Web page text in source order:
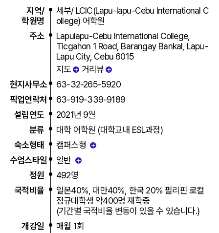
LCIC어학원 기본정보
지역/
학원명
세부/ LCIC(Lapu-lapu-Cebu International C
ollege) 어학원
주소
Lapulapu-Cebu International College,
Ticgahon 1 Road, Barangay Bankal, Lapu-
Lapu City, Cebu 6015
지도 + 거리뷰 +
현지사무소
63-32-265-5920
픽업연락처
63-919-339-9189
설립연도
2021년 9월
분류
대학 어학원 (대학교내 ESL과정)
숙소형태
캠퍼스형 +
수업스타일 일반 +
정원
492명
국적비율
일본40%, 대만40%, 한국 20% 필리핀 로컬
정규대학생 약400명 재학중
(기간별 국적비율 변동이 있을 수 있습니다.)
개강일
매월 1회